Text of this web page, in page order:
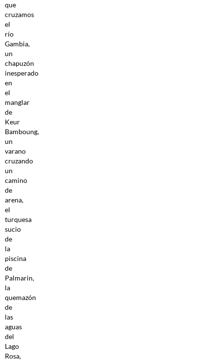
que
cruzamos
el
río
Gambia,
un
chapuzón
inesperado
en
el
manglar
de
Keur
Bamboung,
un
varano
cruzando
un
camino
de
arena,
el
turquesa
sucio
de
la
piscina
de
Palmarin,
la
quemazón
de
las
aguas
del
Lago
Rosa,